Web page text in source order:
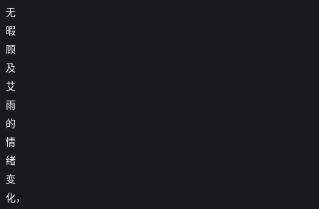
无
暇
顾
及
艾
雨
的
情
绪
变
化，